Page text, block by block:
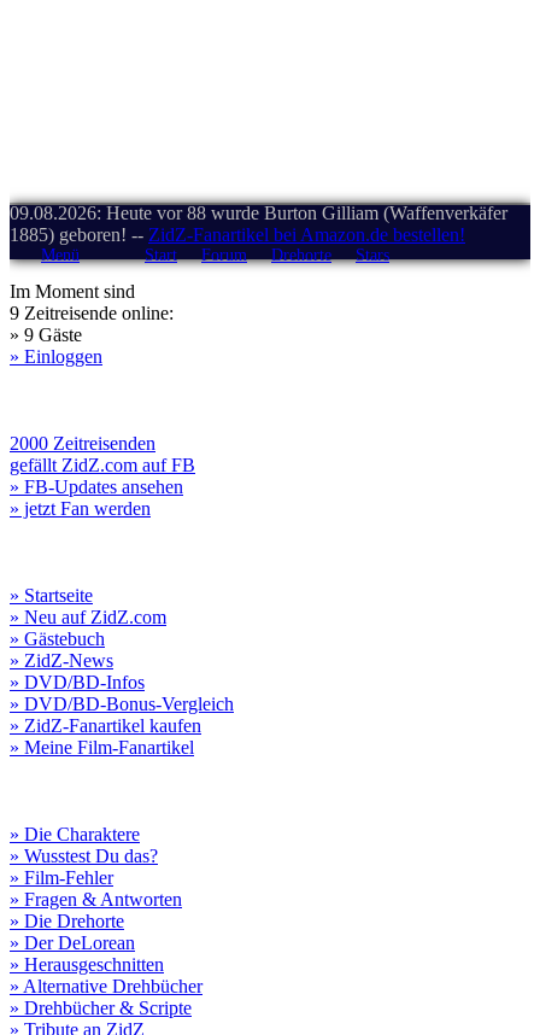
09.08.2026: Heute vor 88 wurde Burton Gilliam (Waffenverkäfer
1885) geboren! -- ZidZ-Fanartikel bei Amazon.de bestellen!
Menü Start Forum Drehorte Stars
Im Moment sind
9 Zeitreisende online:
» 9 Gäste
» Einloggen
2000 Zeitreisenden
gefällt ZidZ.com auf FB
» FB-Updates ansehen
» jetzt Fan werden
» Startseite
» Neu auf ZidZ.com
» Gästebuch
» ZidZ-News
» DVD/BD-Infos
» DVD/BD-Bonus-Vergleich
» ZidZ-Fanartikel kaufen
» Meine Film-Fanartikel
» Die Charaktere
» Wusstest Du das?
» Film-Fehler
» Fragen & Antworten
» Die Drehorte
» Der DeLorean
» Herausgeschnitten
» Alternative Drehbücher
» Drehbücher & Scripte
» Tribute an ZidZ